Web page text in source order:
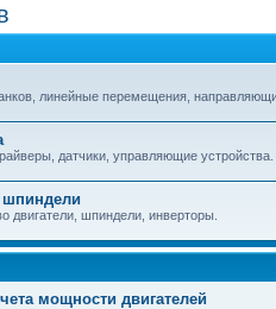
линейные перемещения,
датчики, управляющие устройства.
шпиндели
двигатели, шпиндели, инверторы.
мощности двигателей